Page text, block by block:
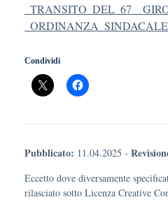
Condividi
Pubblicato: 11.04.2025 -
Eccetto dove diversamente
rilasciato sotto Licenza Creative